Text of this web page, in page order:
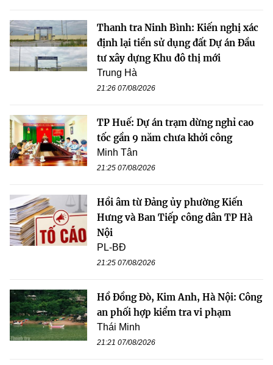
Thanh tra Ninh Bình: Kiến nghị xác
định lại tiền sử dụng đất Dự án Đầu
tư xây dựng Khu đô thị mới
Trung Hà
21:26 07/08/2026
TP Huế: Dự án trạm dừng nghỉ cao
tốc gần 9 năm chưa khởi công
Minh Tân
21:25 07/08/2026
Hồi âm từ Đảng ủy phường Kiến
Hưng và Ban Tiếp công dân TP Hà
Nội
PL-BĐ
21:25 07/08/2026
Hồ Đồng Đò, Kim Anh, Hà Nội: Công
an phối hợp kiểm tra vi phạm
Thái Minh
21:21 07/08/2026